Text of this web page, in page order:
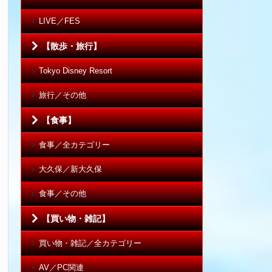
LIVE／FES
【散歩・旅行】
Tokyo Disney Resort
旅行／その他
【食事】
食事／全カテゴリー
大久保／新大久保
食事／その他
【買い物・雑記】
買い物・雑記／全カテゴリー
AV／PC関連